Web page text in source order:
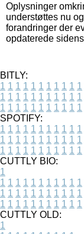
Oplysninger
understøttes nu
forandringer der
opdaterede
BITLY:
1 1 1 1 1 1 1 1 1 1 1
1 1 1 1 1 1 1 1 1 1 1
1 1 1 1 1 1 1 1 1 1 1
SPOTIFY:
1 1 1 1 1 1 1 1 1 1 1
1 1 1 1 1 1 1 1 1 1 1
1 1 1 1 1 1 1 1 1 1 1
CUTTLY BIO:
1
1 1 1 1 1 1 1 1 1 1 1
1 1 1 1 1 1 1 1 1 1 1
1 1 1 1 1 1 1 1 1 1 1
CUTTLY OLD:
1